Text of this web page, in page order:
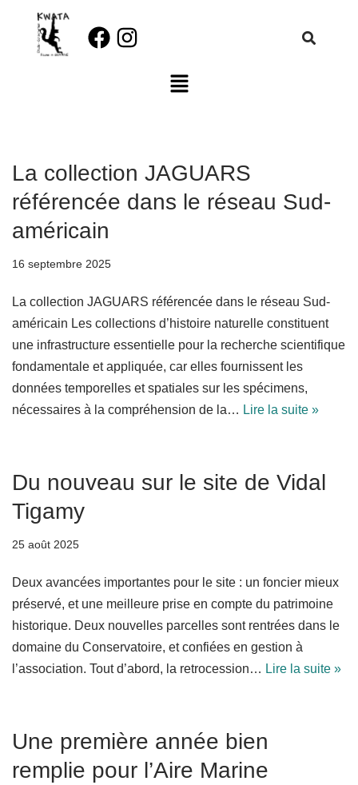
Aller
La collection JAGUARS
référencée dans le réseau Sud-
américain
16 septembre 2025
La collection JAGUARS référencée dans le réseau Sud-
américain Les collections d’histoire naturelle constituent
une infrastructure essentielle pour la recherche scientifique
fondamentale et appliquée, car elles fournissent les
données temporelles et spatiales sur les spécimens,
nécessaires à la compréhension de la… Lire la suite »
Du nouveau sur le site de Vidal
Tigamy
25 août 2025
Deux avancées importantes pour le site : un foncier mieux
préservé, et une meilleure prise en compte du patrimoine
historique. Deux nouvelles parcelles sont rentrées dans le
domaine du Conservatoire, et confiées en gestion à
l’association. Tout d’abord, la retrocession… Lire la suite »
Une première année bien
remplie pour l’Aire Marine